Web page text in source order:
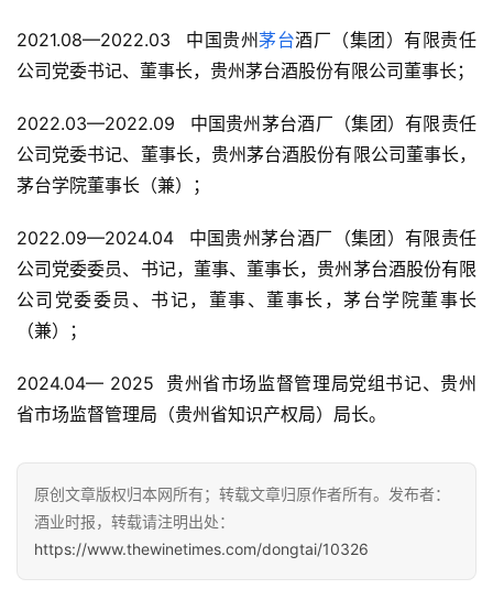
动
态
视
频
2021.08—2022.03  中国贵州茅台酒厂（集团）有限责任
公司党委书记、董事长，贵州茅台酒股份有限公司董事长；
2022.03—2022.09  中国贵州茅台酒厂（集团）有限责任
公司党委书记、董事长，贵州茅台酒股份有限公司董事长，
茅台学院董事长（兼）；
2022.09—2024.04  中国贵州茅台酒厂（集团）有限责任
公司党委委员、书记，董事、董事长，贵州茅台酒股份有限
公司党委委员、书记，董事、董事长，茅台学院董事长
（兼）；
2024.04— 2025  贵州省市场监督管理局党组书记、贵州
省市场监督管理局（贵州省知识产权局）局长。
原创文章版权归本网所有；转载文章归原作者所有。发布者：
酒业时报，转载请注明出处：
https://www.thewinetimes.com/dongtai/10326